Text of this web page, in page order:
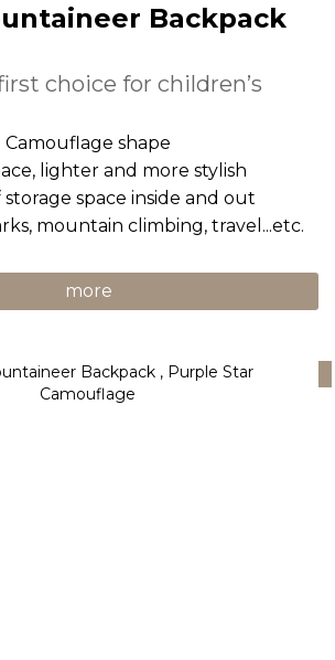
Backpack
choice for children’s
Camouflage shape
lighter and more stylish
space inside and out
mountain climbing, travel...etc.
more